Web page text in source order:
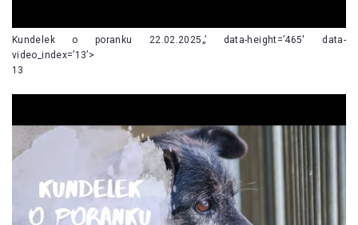
Kundelek o poranku 22.02.2025„’ data-height=’465′ data-
video_index=’13’>
13